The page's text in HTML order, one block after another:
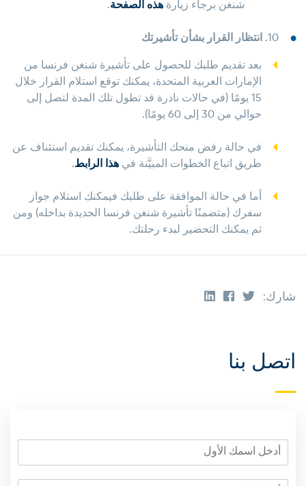
شنغن برجاء زيارة هذه الصفحة.
10. انتظار القرار بشأن تأشيرتك
بعد تقديم طلبك للحصول على تأشيرة شنغن فرنسا من
الإمارات العربية المتحدة، يمكنك توقع استلام القرار خلال
15 يومًا (في حالات نادرة قد تطول تلك المدة لتصل إلى
حوالي من 30 إلى 60 يومًا).
في حالة رفض منحك التأشيرة، يمكنك تقديم استئناف عن
طريق اتباع الخطوات المبيَّنة في هذا الرابط.
أما في حالة الموافقة على طلبك فيمكنك استلام جواز
سفرك (متضمنًا تأشيرة شنغن فرنسا الجديدة بداخله) ومن
ثم يمكنك التحضير لبدء رحلتك.
شارك:
اتصل بنا